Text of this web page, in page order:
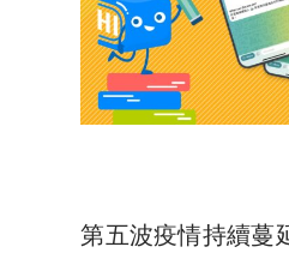
第五波疫情持續蔓